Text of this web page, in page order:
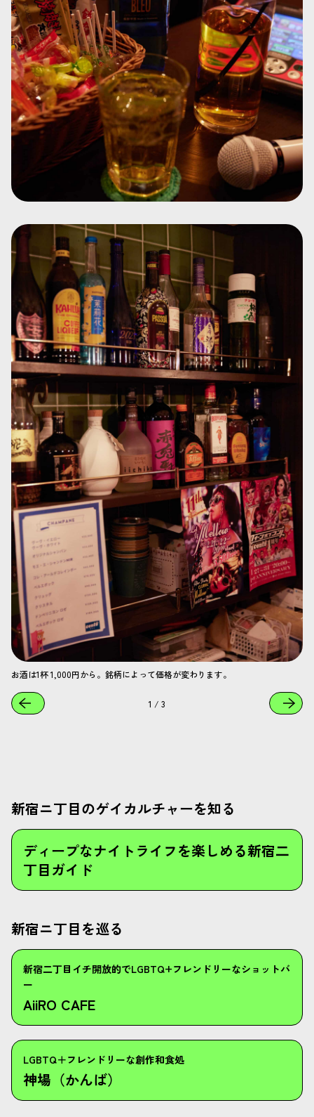
お酒は1杯 1,000円から。銘柄によって価格が変わります。
1 / 3
新宿ニ丁目のゲイカルチャーを知る
ディープなナイトライフを楽しめる新宿二
丁目ガイド
新宿ニ丁目を巡る
新宿二丁目イチ開放的でLGBTQ+フレンドリーなショットバ
ー
AiiRO CAFE
LGBTQ＋フレンドリーな創作和食処
神場（かんば）